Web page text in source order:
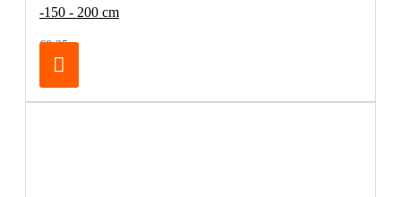
-150 - 200 cm
€8,25